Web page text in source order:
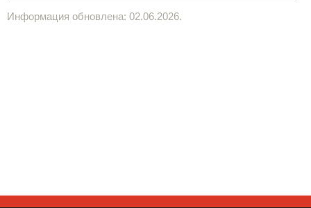
Информация обновлена: 02.06.2026.